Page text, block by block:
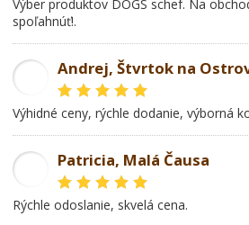
Výber produktov DOGS schef. Na obchod ktorý sa môžem
spoľahnúť!.
Andrej, Štvrtok na
Výhidné ceny, rýchle dodanie, výborná
Patricia, Malá Čausa
rýchle odoslanie, skvelá cena.